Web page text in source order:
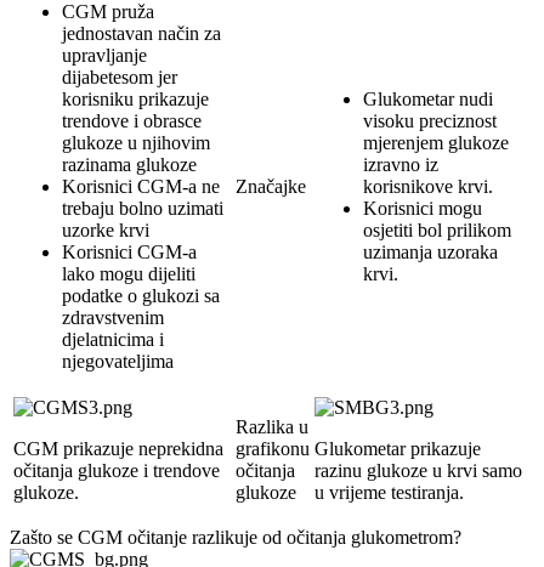
CGM pruža
jednostavan način za
upravljanje
dijabetesom jer
korisniku prikazuje
trendove i obrasce
glukoze u njihovim
razinama glukoze
Korisnici CGM-a ne
trebaju bolno uzimati
uzorke krvi
Korisnici CGM-a
lako mogu dijeliti
podatke o glukozi sa
zdravstvenim
djelatnicima i
njegovateljima
Značajke
Glukometar nudi
visoku preciznost
mjerenjem glukoze
izravno iz
korisnikove krvi.
Korisnici mogu
osjetiti bol prilikom
uzimanja uzoraka
krvi.
CGM prikazuje neprekidna
očitanja glukoze i trendove
glukoze.
Razlika u
grafikonu
očitanja
glukoze
Glukometar prikazuje
razinu glukoze u krvi samo
u vrijeme testiranja.
Zašto se CGM očitanje razlikuje od očitanja glukometrom?